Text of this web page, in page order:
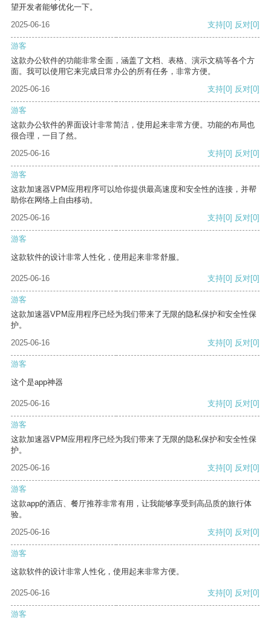
望开发者能够优化一下。
2025-06-16
支持[0] 反对[0]
游客
这款办公软件的功能非常全面，涵盖了文档、表格、演示文稿等各个方
面。我可以使用它来完成日常办公的所有任务，非常方便。
2025-06-16
支持[0] 反对[0]
游客
这款办公软件的界面设计非常简洁，使用起来非常方便。功能的布局也
很合理，一目了然。
2025-06-16
支持[0] 反对[0]
游客
这款加速器VPM应用程序可以给你提供最高速度和安全性的连接，并帮
助你在网络上自由移动。
2025-06-16
支持[0] 反对[0]
游客
这款软件的设计非常人性化，使用起来非常舒服。
2025-06-16 支持[0] 反对[0]
游客
这款加速器VPM应用程序已经为我们带来了无限的隐私保护和安全性保
护。
2025-06-16
支持[0] 反对[0]
游客
这个是app神器
2025-06-16 支持[0] 反对[0]
游客
这款加速器VPM应用程序已经为我们带来了无限的隐私保护和安全性保
护。
2025-06-16
支持[0] 反对[0]
游客
这款app的酒店、餐厅推荐非常有用，让我能够享受到高品质的旅行体
验。
2025-06-16
支持[0] 反对[0]
游客
这款软件的设计非常人性化，使用起来非常方便。
2025-06-16 支持[0] 反对[0]
游客